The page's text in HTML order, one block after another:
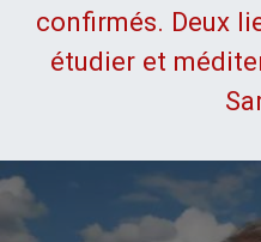
confirmés. Deux
étudier et